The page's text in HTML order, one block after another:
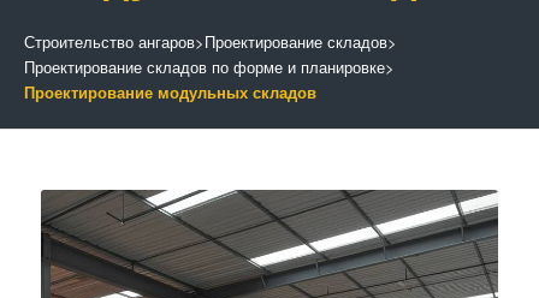
Строительство ангаров>Проектирование складов>
Проектирование складов по форме и планировке>
Проектирование модульных складов